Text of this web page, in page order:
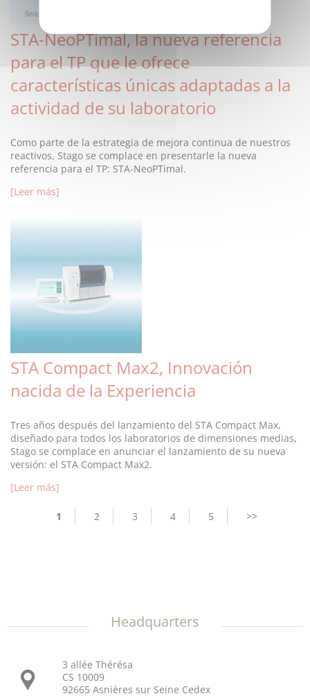
STA-NeoPTimal, la nueva referencia
para el TP que le ofrece
características únicas adaptadas a la
actividad de su laboratorio
Como parte de la estrategia de mejora continua de nuestros
reactivos, Stago se complace en presentarle la nueva
referencia para el TP: STA-NeoPTimal.
[Leer más]
STA Compact Max2, Innovación
nacida de la Experiencia
Tres años después del lanzamiento del STA Compact Max,
diseñado para todos los laboratorios de dimensiones medias,
Stago se complace en anunciar el lanzamiento de su nueva
versión: el STA Compact Max2.
[Leer más]
Pagination
Current
1 Page
2 Page
3 Page
4 Page
5
Next
>>
Headquarters
3 allée Thérésa
CS 10009
92665 Asnières sur Seine Cedex